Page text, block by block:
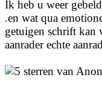
Ik heb u weer
.en wat qua
getuigen schrift kan
aanrader echte